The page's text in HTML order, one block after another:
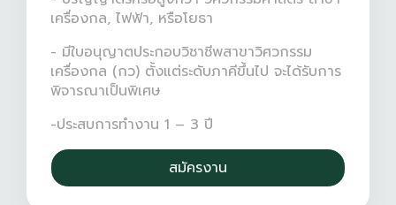
เครื่องกล, ไฟฟ้า, หรือโยธา
- มีใบอนุญาตประกอบวิชาชีพสาขาวิศวกรรม
เครื่องกล (กว) ตั้งแต่ระดับภาคีขึ้นไป จะได้รับการ
พิจารณาเป็นพิเศษ
-ประสบการทำงาน 1 – 3 ปี